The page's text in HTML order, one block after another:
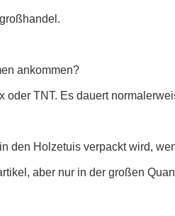
ankommen?
TNT. Es dauert
den Holzetuis verpackt wird,
aber nur in der großen